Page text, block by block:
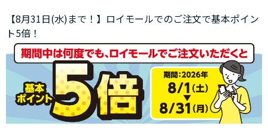
【8月31日(水)まで！】ロイモールでのご注文で基本ポイン
ト5倍！